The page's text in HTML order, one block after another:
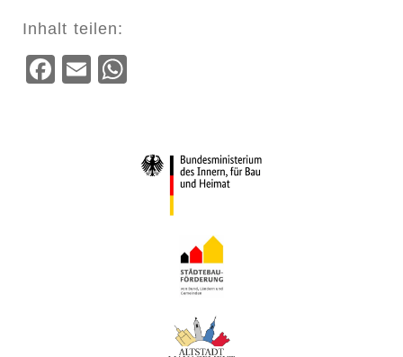
Inhalt teilen:
Facebook
Email